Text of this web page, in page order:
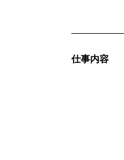
仕事内容